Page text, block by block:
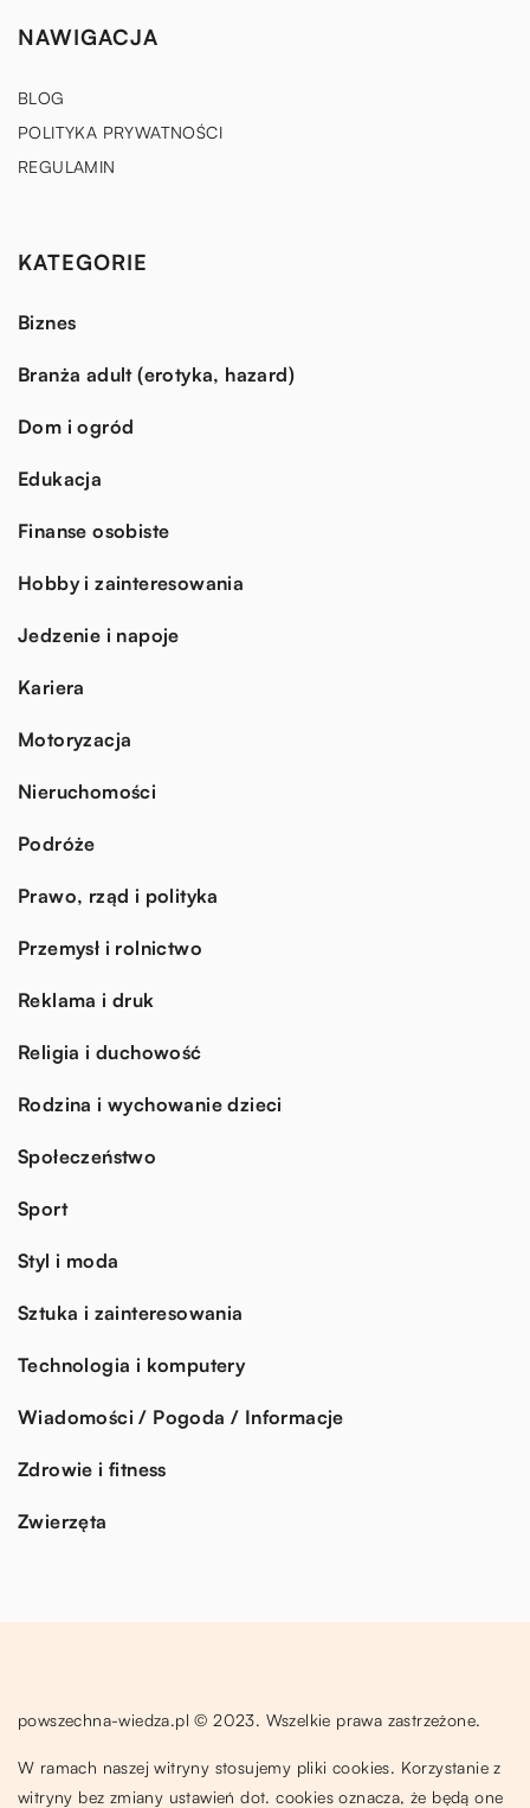
NAWIGACJA
BLOG
POLITYKA PRYWATNOŚCI
REGULAMIN
KATEGORIE
Biznes
Branża adult (erotyka, hazard)
Dom i ogród
Edukacja
Finanse osobiste
Hobby i zainteresowania
Jedzenie i napoje
Kariera
Motoryzacja
Nieruchomości
Podróże
Prawo, rząd i polityka
Przemysł i rolnictwo
Reklama i druk
Religia i duchowość
Rodzina i wychowanie dzieci
Społeczeństwo
Sport
Styl i moda
Sztuka i zainteresowania
Technologia i komputery
Wiadomości / Pogoda / Informacje
Zdrowie i fitness
Zwierzęta
powszechna-wiedza.pl © 2023. Wszelkie prawa zastrzeżone.
W ramach naszej witryny stosujemy pliki cookies. Korzystanie z
witryny bez zmiany ustawień dot. cookies oznacza, że będą one